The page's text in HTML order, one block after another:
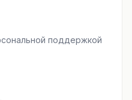
поддержкой